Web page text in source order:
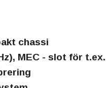
chassi
MEC - slot för